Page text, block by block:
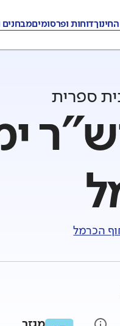
דוחות ופרסומיםמבחנים
ספרית
הכרמל